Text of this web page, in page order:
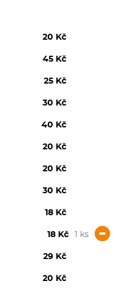
20 Kč
45 Kč
25 Kč
30 Kč
40 Kč
20 Kč
20 Kč
30 Kč
18 Kč
18 Kč 1 ks -
29 Kč
20 Kč